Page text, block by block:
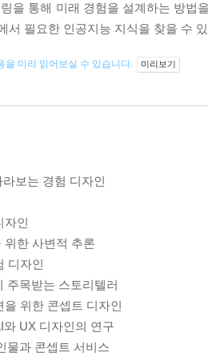
을 통해 미래 경험을 설계하는 방법
서 필요한 인공지능 지식을 찾을 수
을 미리 읽어보실 수 있습니다. 미리보기
보는 경험 디자인
자인
위한 사변적 추론
디자인
주목받는 스토리텔러
을 위한 콘셉트 디자인
와 UX 디자인의 연구
물과 콘셉트 서비스